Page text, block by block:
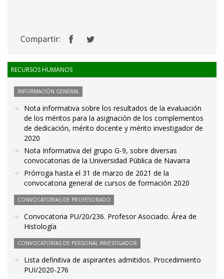
Compartir:
RECURSOS HUMANOS
INFORMACIÓN GENERAL
Nota informativa sobre los resultados de la evaluación
de los méritos para la asignación de los complementos
de dedicación, mérito docente y mérito investigador de
2020
Nota Informativa del grupo G-9, sobre diversas
convocatorias de la Universidad Pública de Navarra
Prórroga hasta el 31 de marzo de 2021 de la
convocatoria general de cursos de formación 2020
CONVOCATORIAS DE PROFESORADO
Convocatoria PU/20/236. Profesor Asociado. Área de
Histología
CONVOCATORIAS DE PERSONAL INVESTIGADOR
Lista definitiva de aspirantes admitidos. Procedimiento
PUI/2020-276